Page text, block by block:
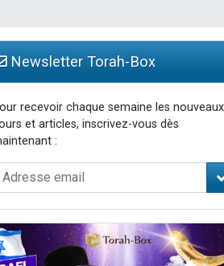
Newsletter Torah-Box
recevoir chaque semaine les nouveaux
et articles, inscrivez-vous dès
: